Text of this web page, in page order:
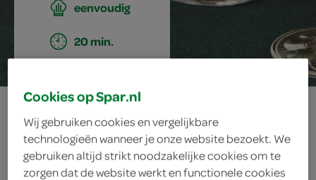
eenvoudig
20 min.
witte
chocolademousse
Cookies op Spar.nl
Wij gebruiken cookies en vergelijkbare
technologieën wanneer je onze website bezoekt. We
gebruiken altijd strikt noodzakelijke cookies om te
zorgen dat de website werkt en functionele cookies